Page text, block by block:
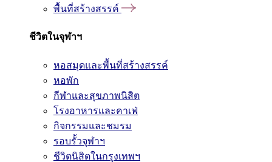
พื้นที่สร้างสรรค์
ชีวิตในจุฬาฯ
หอสมุดและพื้นที่สร้างสรรค์
หอพัก
กีฬาและสุขภาพนิสิต
โรงอาหารและคาเฟ่
กิจกรรมและชมรม
รอบรั้วจุฬาฯ
ชีวิตนิสิตในกรุงเทพฯ